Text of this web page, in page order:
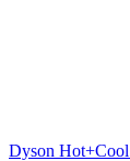
Dyson